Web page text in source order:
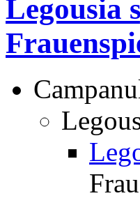
Legousia